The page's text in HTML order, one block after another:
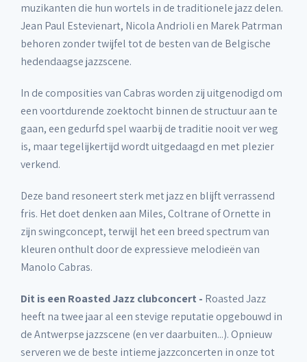
muzikanten die hun wortels in de traditionele jazz delen.
Jean Paul Estevienart, Nicola Andrioli en Marek Patrman
behoren zonder twijfel tot de besten van de Belgische
hedendaagse jazzscene.
In de composities van Cabras worden zij uitgenodigd om
een voortdurende zoektocht binnen de structuur aan te
gaan, een gedurfd spel waarbij de traditie nooit ver weg
is, maar tegelijkertijd wordt uitgedaagd en met plezier
verkend.
Deze band resoneert sterk met jazz en blijft verrassend
fris. Het doet denken aan Miles, Coltrane of Ornette in
zijn swingconcept, terwijl het een breed spectrum van
kleuren onthult door de expressieve melodieën van
Manolo Cabras.
Dit is een Roasted Jazz clubconcert - Roasted Jazz
heeft na twee jaar al een stevige reputatie opgebouwd in
de Antwerpse jazzscene (en ver daarbuiten...). Opnieuw
serveren we de beste intieme jazzconcerten in onze tot